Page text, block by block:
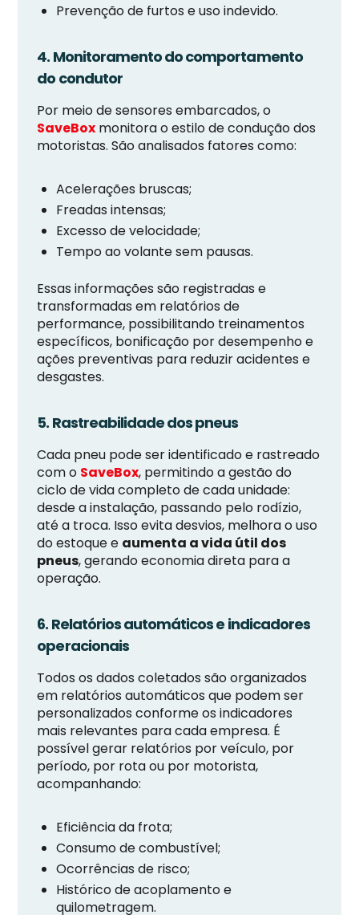
Prevenção de furtos e uso indevido.
4. Monitoramento do comportamento
do condutor
Por meio de sensores embarcados, o
SaveBox monitora o estilo de condução dos
motoristas. São analisados fatores como:
Acelerações bruscas;
Freadas intensas;
Excesso de velocidade;
Tempo ao volante sem pausas.
Essas informações são registradas e
transformadas em relatórios de
performance, possibilitando treinamentos
específicos, bonificação por desempenho e
ações preventivas para reduzir acidentes e
desgastes.
5. Rastreabilidade dos pneus
Cada pneu pode ser identificado e rastreado
com o SaveBox, permitindo a gestão do
ciclo de vida completo de cada unidade:
desde a instalação, passando pelo rodízio,
até a troca. Isso evita desvios, melhora o uso
do estoque e aumenta a vida útil dos
pneus, gerando economia direta para a
operação.
6. Relatórios automáticos e indicadores
operacionais
Todos os dados coletados são organizados
em relatórios automáticos que podem ser
personalizados conforme os indicadores
mais relevantes para cada empresa. É
possível gerar relatórios por veículo, por
período, por rota ou por motorista,
acompanhando:
Eficiência da frota;
Consumo de combustível;
Ocorrências de risco;
Histórico de acoplamento e
quilometragem.